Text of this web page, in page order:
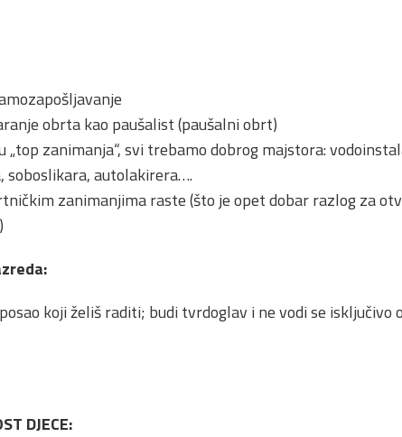
obrta kao paušalist (paušalni obrt)
„top zanimanja“, svi trebamo dobrog majstora:
soboslikara, autolakirera….
zanimanjima raste (što je opet dobar razlog za
koji želiš raditi; budi tvrdoglav i ne vodi se isključivo
DJECE: